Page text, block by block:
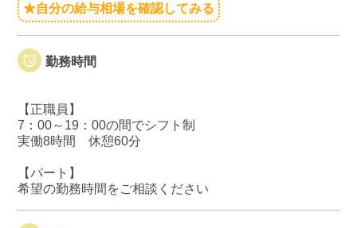
★自分の給与相場を確認してみる
勤務時間
【正職員】
7：00～19：00の間でシフト制
実働8時間 休憩60分
【パート】
希望の勤務時間をご相談ください